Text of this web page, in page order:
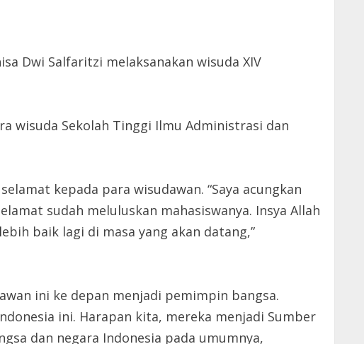
Dwi Salfaritzi melaksanakan wisuda XIV
wisuda Sekolah Tinggi Ilmu Administrasi dan
kepada para wisudawan. “Saya acungkan
sudah meluluskan mahasiswanya. Insya Allah
baik lagi di masa yang akan datang,”
ini ke depan menjadi pemimpin bangsa.
ini. Harapan kita, mereka menjadi Sumber
dan negara Indonesia pada umumnya,